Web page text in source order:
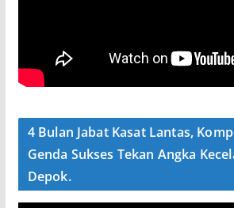
4 Bulan Jabat Kasat Lantas,
Genda Sukses Tekan Angka
Depok.